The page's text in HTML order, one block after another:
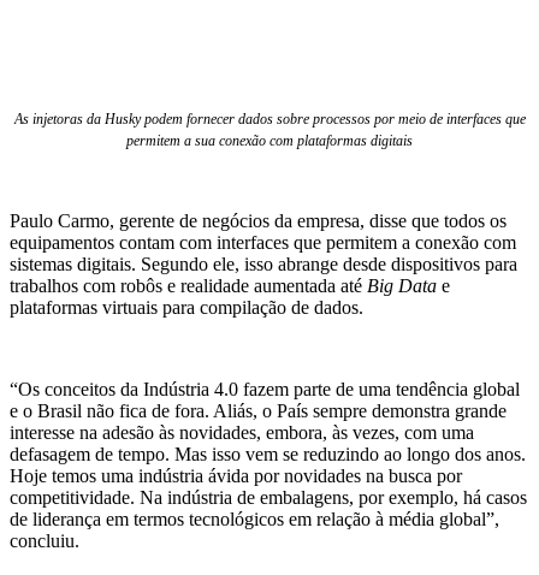
As injetoras da Husky podem fornecer dados sobre processos por meio de interfaces que
permitem a sua conexão com plataformas digitais
Paulo Carmo, gerente de negócios da empresa, disse que todos os
equipamentos contam com interfaces que permitem a conexão com
sistemas digitais. Segundo ele, isso abrange desde dispositivos para
trabalhos com robôs e realidade aumentada até Big Data e
plataformas virtuais para compilação de dados.
“Os conceitos da Indústria 4.0 fazem parte de uma tendência global
e o Brasil não fica de fora. Aliás, o País sempre demonstra grande
interesse na adesão às novidades, embora, às vezes, com uma
defasagem de tempo. Mas isso vem se reduzindo ao longo dos anos.
Hoje temos uma indústria ávida por novidades na busca por
competitividade. Na indústria de embalagens, por exemplo, há casos
de liderança em termos tecnológicos em relação à média global”,
concluiu.